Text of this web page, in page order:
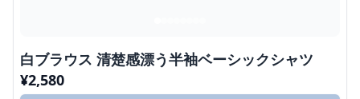
白ブラウス 清楚感漂う半袖ベーシックシャツ
¥2,580